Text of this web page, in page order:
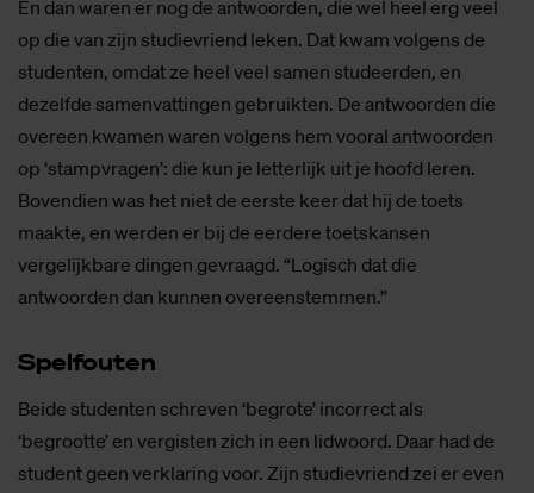
En dan waren er nog de antwoorden, die wel heel erg veel
op die van zijn studievriend leken. Dat kwam volgens de
studenten, omdat ze heel veel samen studeerden, en
dezelfde samenvattingen gebruikten. De antwoorden die
overeen kwamen waren volgens hem vooral antwoorden
op ‘stampvragen’: die kun je letterlijk uit je hoofd leren.
Bovendien was het niet de eerste keer dat hij de toets
maakte, en werden er bij de eerdere toetskansen
vergelijkbare dingen gevraagd. “Logisch dat die
antwoorden dan kunnen overeenstemmen.”
Spel­fou­ten
Beide studenten schreven ‘begrote’ incorrect als
‘begrootte’ en vergisten zich in een lidwoord. Daar had de
student geen verklaring voor. Zijn studievriend zei er even